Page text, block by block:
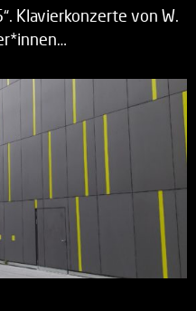
Klavierkonzerte von W.